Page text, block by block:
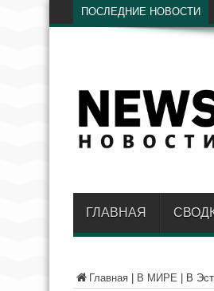
ПОСЛЕДНИЕ НОВОСТИ
ГЛАВНАЯ
Главная В МИРЕ В